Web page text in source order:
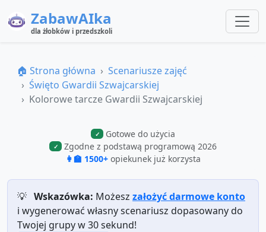
ZabawAIka
dla żłobków i przedszkoli
🏠 Strona główna
Scenariusze zajęć
Święto Gwardii Szwajcarskiej
Kolorowe tarcze Gwardii Szwajcarskiej
✓ Gotowe do użycia
✓
Zgodne z podstawą programową 2026
👩‍🏫 1500+ opiekunek już korzysta
💡 Wskazówka: Możesz założyć darmowe konto
i wygenerować własny scenariusz dopasowany do
Twojej grupy w 30 sekund!